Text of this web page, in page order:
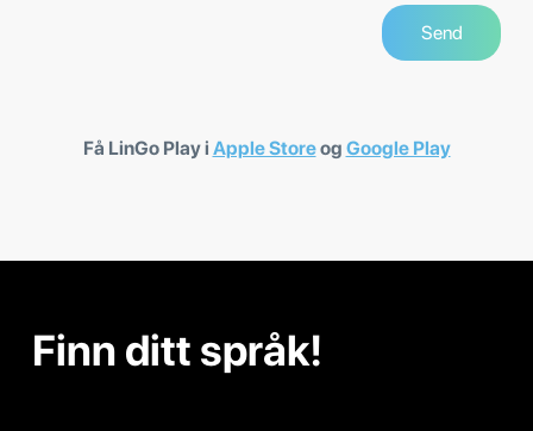
Få LinGo Play i Apple Storeog Google Play
Finn ditt språk!